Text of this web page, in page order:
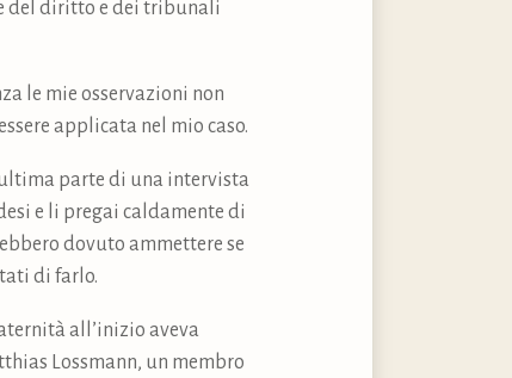
del diritto e dei tribunali
le mie osservazioni non
applicata nel mio caso.
parte di una intervista
e li pregai caldamente di
dovuto ammettere se
di farlo.
all’inizio aveva
Lossmann, un membro